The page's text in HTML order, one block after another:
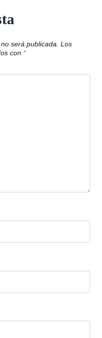
será publicada. Los
con *